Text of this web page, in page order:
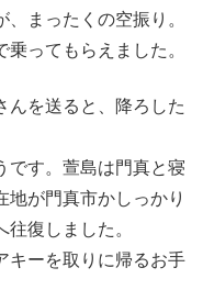
まったくの空振り。
ってもらえました。
を送ると、降ろした
です。萱島は門真と寝
地が門真市かしっかり
復しました。
キーを取りに帰るお手